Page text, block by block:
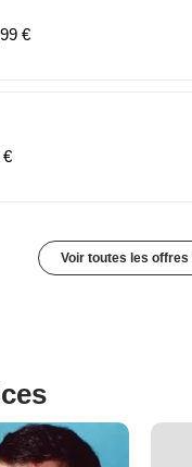
€
€
Voir toutes les offres